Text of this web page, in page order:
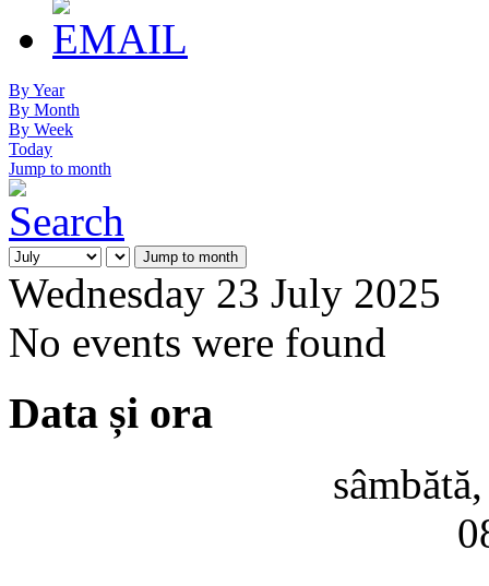
By Year
By Month
By Week
Today
Jump to month
Jump to month
Wednesday 23 July 2025
No events were found
Data și ora